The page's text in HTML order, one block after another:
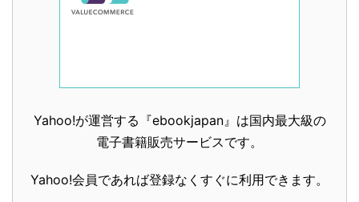
Yahoo!が運営する『ebookjapan』は国内最大級の
電子書籍販売サービスです。
Yahoo!会員であれば登録なくすぐに利用できます。